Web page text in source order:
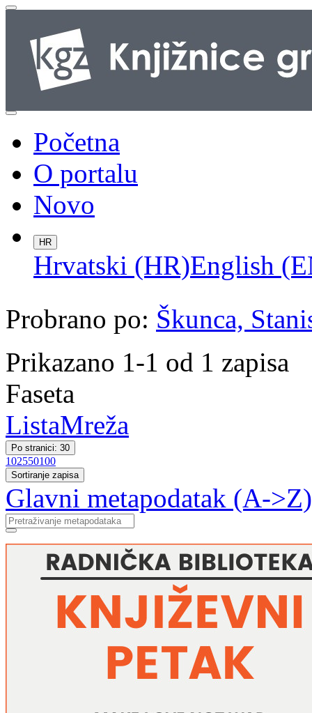
Početna
O portalu
Novo
HR
Hrvatski (HR)English
Probrano po: Škunca,
Prikazano 1-1 od 1 zapisa
Faseta
ListaMreža
Po stranici: 30
102550100
Sortiranje zapisa
Glavni metapodatak (A->Z)